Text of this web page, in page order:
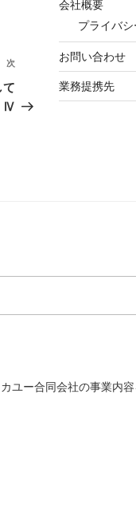
次
投
次
て
Ⅳ
会社概要
プライバ
お問い合わせ
業務提携先
ユー合同会社の事業内